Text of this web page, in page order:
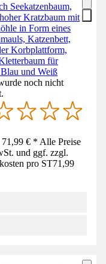
Seekatzenbaum,
Kratzbaum mit
in Form eines
Katzenbett,
Korbplattform,
für
und Weiß
noch nicht
€ * Alle Preise
und ggf. zzgl.
pro ST71,99